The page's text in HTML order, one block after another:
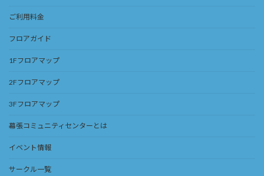
ご利用料金
フロアガイド
1Fフロアマップ
2Fフロアマップ
3Fフロアマップ
幕張コミュニティセンターとは
イベント情報
サークル一覧